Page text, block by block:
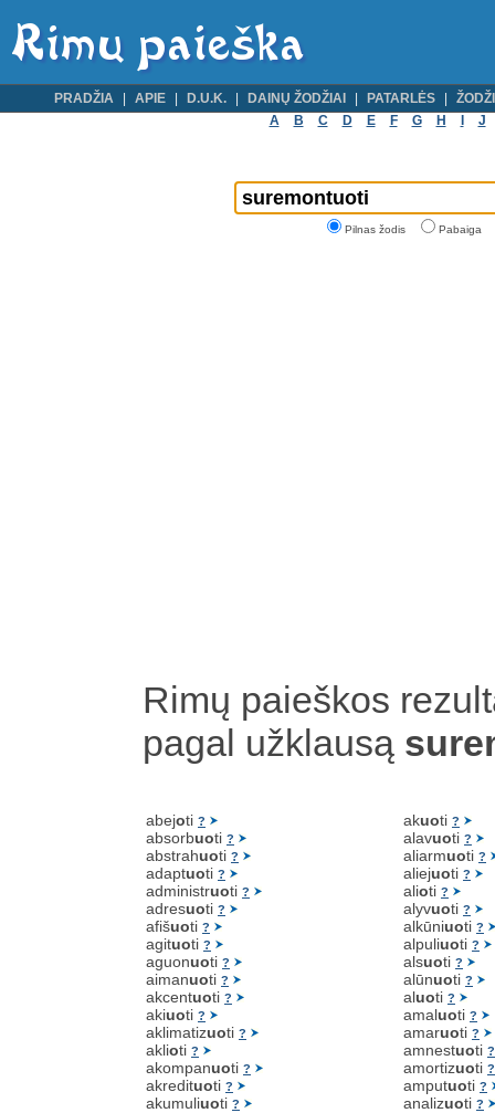
PRADŽIA APIE D.U.K. DAINŲ ŽODŽIAI PATARLĖS
A
B C D E F G H J
Pilnas žodis Pabaiga
Rimų paieškos
pagal užklausą
abejoti ?
absorbuoti ?
abstrahuoti ?
adaptuoti ?
administruoti ?
adresuoti ?
afišuoti ?
agituoti ?
aguonuoti ?
aimanuoti ?
akcentuoti ?
akiuoti ?
aklimatizuoti ?
aklioti ?
akompanuoti ?
akredituoti ?
akumuliuoti ?
akuoti ?
alavuoti ?
aliarmuoti ?
aliejuoti ?
alioti ?
alyvuoti ?
alkūniuoti ?
alpuliuoti ?
alsuoti ?
alūnuoti ?
aluoti ?
amaluoti ?
amaruoti ?
amnestuoti ?
amortizuoti ?
amputuoti ?
analizuoti ?